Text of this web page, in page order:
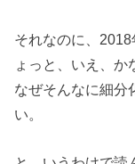
それなのに、
ょっと、いえ、か
なぜそんなに細分
い。